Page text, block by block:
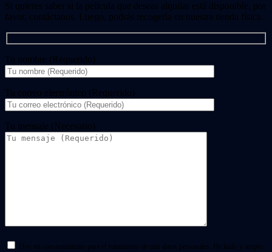
Si quieres saber si la película que deseas alquilar está disponible, por
favor, contáctanos. Luego, podrás recogerla en nuestra tienda física.
Tu nombre (Requerido)
Tu correo electrónico (Requerido)
Tu mensaje (Necesario)
Doy mi consentimiento para el tratamiento de mis datos personales. He leído y acepto